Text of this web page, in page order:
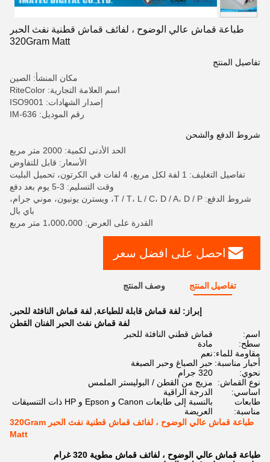
طباعة قماش عالي الوضوح ، لفائف قماش قطنية نفث الحبر
320Gram Matt
تفاصيل المنتج
مكان المنشأ: الصين
اسم العلامة التجارية: RiteColor
إصدار الشهادات: ISO9001
رقم الموديل: IM-636
شروط الدفع والشحن
الحد الأدنى لكمية: 2000 متر مربع
الأسعار: قابل للتفاوض
تفاصيل التغليف: 1 لفة لكل مربع، 4 لفات في الكرتون، تحميل البليت
وقت التسليم: 3-5 يوم بعد دفع
شروط الدفع: T / T، L / C، D / A، D / P، ويسترن يونيون، موني جرام،
باي بال
القدرة على العرض: 1،000،000 متر مربع
احصل على افضل سعر
تفاصيل المنتج وصف المنتج
إبراز: لفة قماش قابلة للطباعة, لفة قماش النافثة للحبر ,
لفة قماش نفث الحبر الفنان القطن
اسم:
قماش قطني النافثة للحبر
سطح:
مادة
مقاومة للماء:نعم
أحبار مناسبة: حبر الصباغ وحبر الصبغة
نحوي:
320 جرام
نوع القماش:
مزيج من القطن / البوليستر الملمس
اساسي:
الدرجة الراقية
طابعات
مناسبة:
بالنسبة إلى طابعات Canon و Epson و HP ذات التنسيقات
العريضة
طباعة قماش عالي الوضوح ، لفائف قماش قطنية نفث الحبر 320Gram
Matt
طباعة قماش عالي الوضوح ، لفائف قماش مطوية 320 غرام